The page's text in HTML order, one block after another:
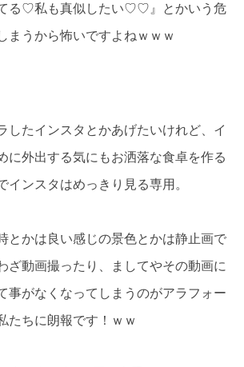
てる♡私も真似したい♡♡』とかいう危
まうから怖いですよねｗｗｗ
したインスタとかあげたいけれど、イ
に外出する気にもお洒落な食卓を作る
インスタはめっきり見る専用。
とかは良い感じの景色とかは静止画で
ざ動画撮ったり、ましてやその動画に
事がなくなってしまうのがアラフォー
たちに朗報です！ｗｗ